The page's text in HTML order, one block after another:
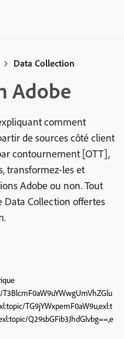
Data Collection
Adobe
comment
de sources côté client
contournement [OTT],
transformez-les et
Adobe ou non. Tout
Data Collection offertes
TG9jYWxpemF0aW9u,exl:t
Q29sbGFib3JhdGlvbg==,e